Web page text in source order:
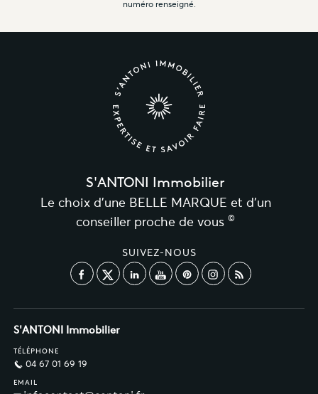
numéro renseigné.
S'ANTONI Immobilier
Le choix d’une BELLE MARQUE et d’un
conseiller proche de vous ©
SUIVEZ-NOUS
S'ANTONI Immobilier
TÉLÉPHONE
04 67 01 69 19
EMAIL